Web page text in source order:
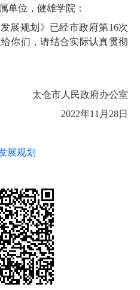
单位，健雄学院：
展规划》已经市政府第16次
你们，请结合实际认真贯彻
太仓市人民政府办公室
2022年11月28日
展规划